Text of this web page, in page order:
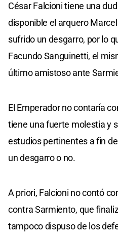
César Falcioni tiene una
disponible el arquero
sufrido un desgarro, por lo
Facundo Sanguinetti, el
último amistoso ante
El Emperador no contaría
tiene una fuerte molestia y
estudios pertinentes a fin
un desgarro o no.
A priori, Falcioni no contó
contra Sarmiento, que
tampoco dispuso de los